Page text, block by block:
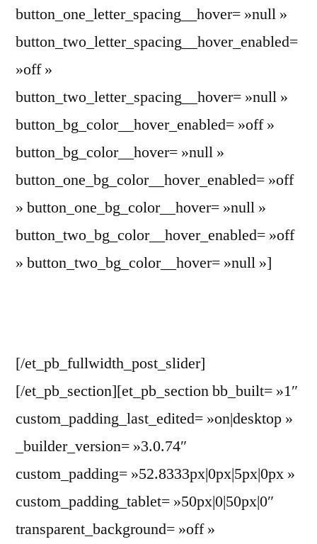
button_one_letter_spacing__hover= »null »
button_two_letter_spacing__hover_enabled=
»off »
button_two_letter_spacing__hover= »null »
button_bg_color__hover_enabled= »off »
button_bg_color__hover= »null »
button_one_bg_color__hover_enabled= »off
» button_one_bg_color__hover= »null »
button_two_bg_color__hover_enabled= »off
» button_two_bg_color__hover= »null »]
[/et_pb_fullwidth_post_slider]
[/et_pb_section][et_pb_section bb_built= »1″
custom_padding_last_edited= »on|desktop »
_builder_version= »3.0.74″
custom_padding= »52.8333px|0px|5px|0px »
custom_padding_tablet= »50px|0|50px|0″
transparent_background= »off »